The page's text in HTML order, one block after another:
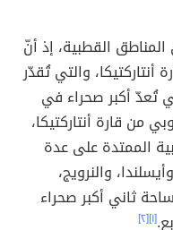
القطبية، إذ أنّ
والتي تُقدّر
والتي تُعدّ أكبر صحراء في
من قارة أنتاركتيكا،
الممتدة على عدة
والنرويج،
ثاني أكبر صحراء
[١] [٢]